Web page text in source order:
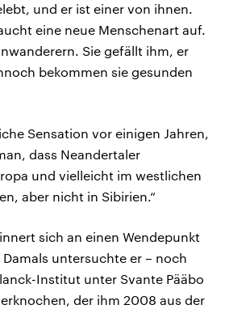
und er ist einer von ihnen.
eine neue Menschenart auf.
Sie gefällt ihm, er
bekommen sie gesunden
Sensation vor einigen Jahren,
dass Neandertaler
und vielleicht im westlichen
aber nicht in Sibirien.“
sich an einen Wendepunkt
untersuchte er – noch
Institut unter Svante Pääbo
der ihm 2008 aus der